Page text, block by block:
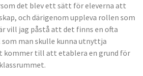
det blev ett sätt för eleverna att
och därigenom uppleva rollen som
vill jag påstå att det finns en ofta
man skulle kunna utnyttja
kommer till att etablera en grund för